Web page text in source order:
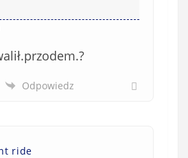
Odpowiedz
ride